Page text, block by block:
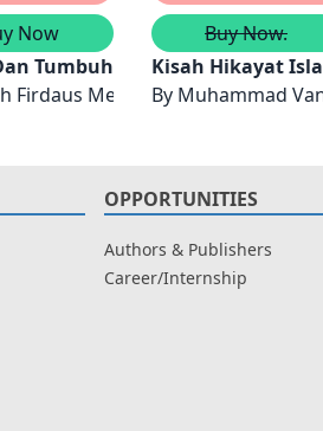
Iwani Mohd Salleh & Nur
Now
Tumbuhan Yang Bermanfaat
Firdaus Mediapro
Buy Now.
Kisah Hikayat
By Muhammad
OPPORTUNITIES
Authors & Publishers
Career/Internship